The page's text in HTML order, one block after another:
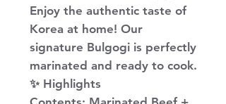
Enjoy the authentic taste of
Korea at home! Our
signature Bulgogi is perfectly
marinated and ready to cook.
​✨ Highlights